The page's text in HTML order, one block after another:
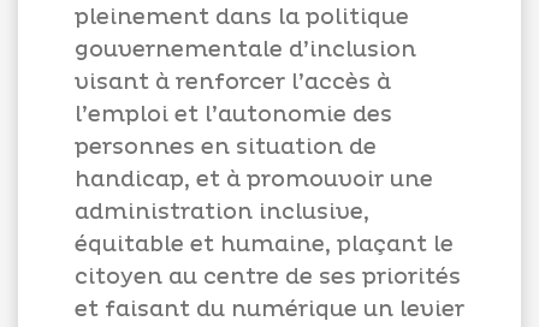
pleinement dans la politique
gouvernementale d’inclusion
visant à renforcer l’accès à
l’emploi et l’autonomie des
personnes en situation de
handicap, et à promouvoir une
administration inclusive,
équitable et humaine, plaçant le
citoyen au centre de ses priorités
et faisant du numérique un levier